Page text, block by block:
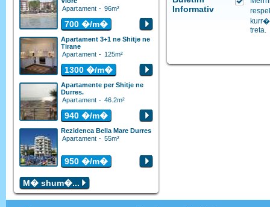
Informativ
treta.
Apartament - 96m²
700 �/m�
Apartament 3+1 ne Shitje ne
Tirane
Apartament - 125m²
1300 �/m�
Apartamente per Shitje ne
Durres.
Apartament - 46.2m²
940 �/m�
Rezidenca Bella Mare Durres
Apartament - 55m²
950 �/m�
M� shum�...